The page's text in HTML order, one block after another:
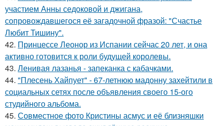
участием Анны седоковой и джигана,
сопровождавшегося её загадочной фразой: "Счастье
Любит Тишину".
42. Принцессе Леонор из Испании сейчас 20 лет, и она
активно готовится к роли будущей королевы.
43. Ленивая лазанья - запеканка с кабачками.
44. "Плесень Хайпует" - 67-летнюю мадонну захейтили в
социальных сетях после объявления своего 15-ого
студийного альбома.
45. Совместное фото Кристины асмус и её близняшки